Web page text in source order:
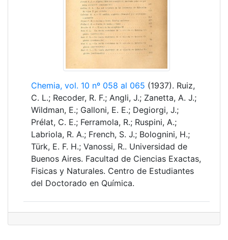
Chemia, vol. 10 nº 058 al 065 (1937). Ruiz,
C. L.; Recoder, R. F.; Angli, J.; Zanetta, A. J.;
Wildman, E.; Galloni, E. E.; Degiorgi, J.;
Prélat, C. E.; Ferramola, R.; Ruspini, A.;
Labriola, R. A.; French, S. J.; Bolognini, H.;
Türk, E. F. H.; Vanossi, R.. Universidad de
Buenos Aires. Facultad de Ciencias Exactas,
Fisicas y Naturales. Centro de Estudiantes
del Doctorado en Química.